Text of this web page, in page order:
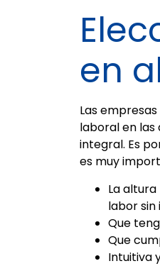
en
Las
laboral en las
integral. Es
es muy
La
labor sin
Que
Que
Intuitiva